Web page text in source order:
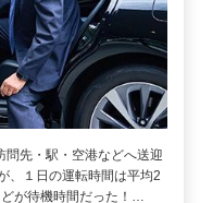
問先・駅・空港などへ送迎
、１日の運転時間は平均2
が待機時間だった！…